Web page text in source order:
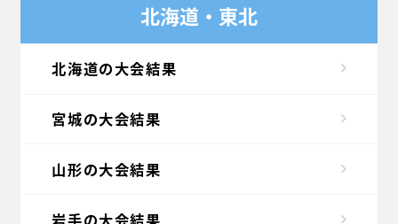
北海道・東北
北海道の大会結果
宮城の大会結果
山形の大会結果
岩手の大会結果